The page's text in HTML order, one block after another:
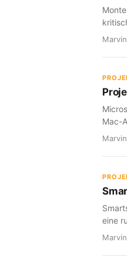
Mac-
eine